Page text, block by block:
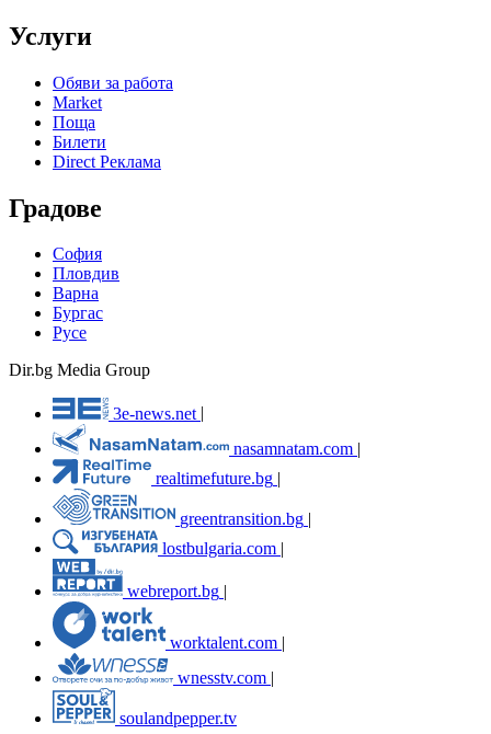
Услуги
Обяви за работа
Market
Поща
Билети
Direct Реклама
Градове
София
Пловдив
Варна
Бургас
Русе
Dir.bg Media Group
3e-news.net
nasamnatam.com |
realtimefuture.bg |
greentransition.bg |
lostbulgaria.com |
webreport.bg
worktalent.com |
wnesstv.com |
soulandpepper.tv